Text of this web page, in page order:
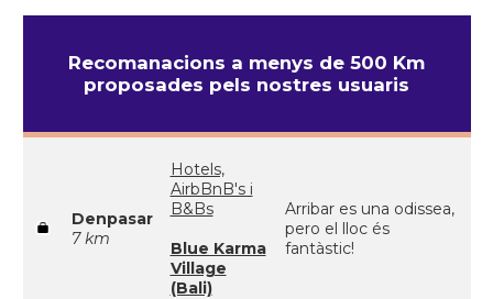
Recomanacions a menys de 500 Km
proposades pels nostres usuaris
Denpasar
7 km
Hotels,
AirbBnB's i
B&Bs
Blue Karma
Village
(Bali)
Arribar es una odissea,
pero el lloc és
fantàstic!